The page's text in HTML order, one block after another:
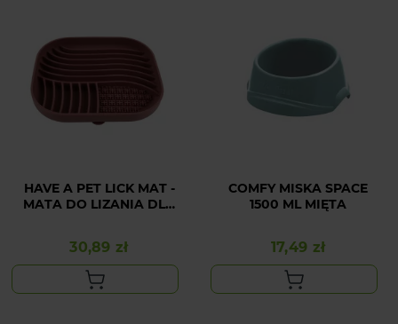
HAVE A PET LICK MAT -
MATA DO LIZANIA DLA
Cena
30,89 zł
COMFY MISKA SPACE
1500 ML MIĘTA
Cena
17,49 zł